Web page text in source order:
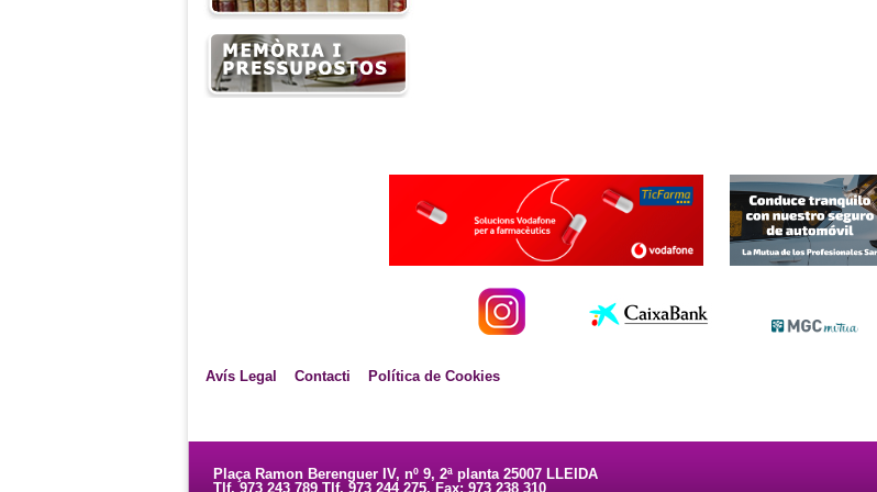
Avís Legal Contacti Política de Cookies
Plaça Ramon Berenguer IV, nº 9, 2ª planta 25007 LLEIDA
Tlf. 973 243 789 Tlf. 973 244 275. Fax: 973 238 310